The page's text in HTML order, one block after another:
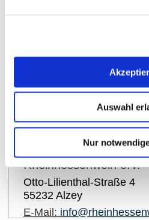
Auswahl
Nur
Contact details:
Rheinhessenwein e.V.
Otto-Lilienthal-Straße 4
55232 Alzey
E-Mail: